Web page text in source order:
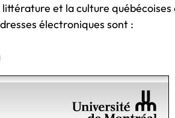
et la culture québécoises
électroniques sont :